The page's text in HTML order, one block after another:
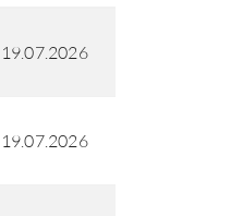
19.07.2026
19.07.2026